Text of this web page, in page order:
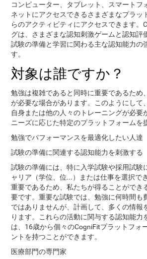
コンピューター、タブレット、スマートフ
ネットにアクセスできるさまざまなプラッ
らのアクティビティにアクセスできます。
グは、さまざまな認知刺激ゲームと認知評
試験の準備と学習に関わる主な認知能力の
す。
対象は誰ですか？
勉強は複雑であると同時に重要であるため
が必要な場合があります。このようにして
自身または他の人々のトレーニングが必要
ニーズに応じた特定のプラットフォームを
勉強でパフォーマンスを最適化したい人達
試験の準備に関連する認知能力を刺激する
試験の準備には、特に入学試験や採用試験
ャリア（学位、位...）または仕事を選択で
重要であるため、私たちが得ることができ
要です。重要な試験では、勉強に何時間も
ではありませんが、計画して、多くの情報
ります。これらの活動に関与する認知能力
は、16歳から個々のCogniFitプラットフォ
ントを持つことができます。
医療部門の専門家